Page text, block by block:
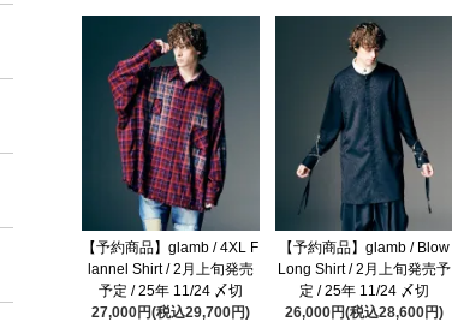
【予約商品】glamb / 4XL F
lannel Shirt / 2月上旬発売
予定 / 25年 11/24 〆切
27,000円(税込29,700円)
【予約商品】glamb / Blow
Long Shirt / 2月上旬発売予
定 / 25年 11/24 〆切
26,000円(税込28,600円)